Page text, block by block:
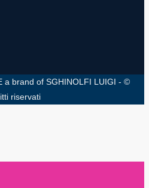
a brand of SGHINOLFI LUIGI - ©
riservati